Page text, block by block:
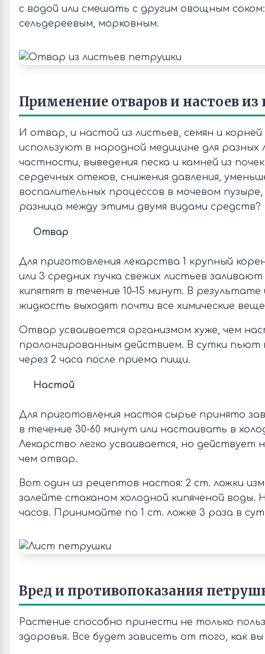
с водой или смешать с другим овощным
сельдереевым, морковным.
Применение отваров и настоев
И отвар, и настой из листьев, семян и
используют в народной медицине для разных
частности, выведения песка и камней из
сердечных отеков, снижения давления,
воспалительных процессов в мочевом
разница между этими двумя видами средств?
Отвар
Для приготовления лекарства 1 крупный
или 3 средних пучка свежих листьев
кипятят в течение 10–15 минут. В результате
жидкость выходят почти все химические
Отвар усваивается организмом хуже, чем
пролонгированным действием. В сутки пьют
через 2 часа после приема пищи.
Настой
Для приготовления настоя сырье принято
в течение 30-60 минут или настаивать в
Лекарство легко усваивается, но действует
чем отвар.
Вот один из рецептов настоя: 2 ст. ложки
залейте стаканом холодной кипяченой воды.
часов. Принимайте по 1 ст. ложке 3 раза в
Вред и противопоказания
Растение способно принести не только
здоровья. Все будет зависеть от того, как